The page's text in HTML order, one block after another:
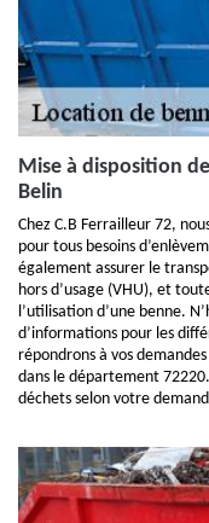
Mise à disposition
Belin
Chez C.B Ferrailleur 72,
pour tous besoins
également assurer le
hors d’usage (VHU), et
l’utilisation d’une benne.
d’informations pour les
répondrons à vos
dans le département
déchets selon votre